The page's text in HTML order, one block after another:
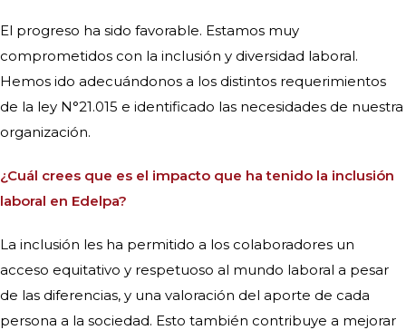
El progreso ha sido favorable. Estamos muy
comprometidos con la inclusión y diversidad laboral.
Hemos ido adecuándonos a los distintos requerimientos
de la ley N°21.015 e identificado las necesidades de nuestra
organización.
¿Cuál crees que es el impacto que ha tenido la inclusión
laboral en Edelpa?
La inclusión les ha permitido a los colaboradores un
acceso equitativo y respetuoso al mundo laboral a pesar
de las diferencias, y una valoración del aporte de cada
persona a la sociedad. Esto también contribuye a mejorar